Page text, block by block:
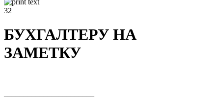
32
БУХГАЛТЕРУ НА
ЗАМЕТКУ